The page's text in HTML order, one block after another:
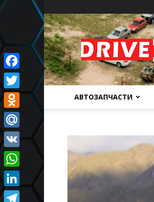
Автомобильный
портал
АВТОЗАПЧАСТИ
Facebook
Twitter
Odnoklassniki
Mail.Ru
VK
WhatsApp
LinkedIn